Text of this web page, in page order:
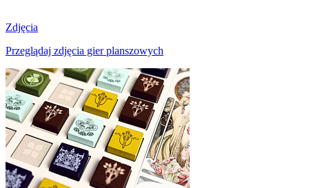
Zdjęcia
Przeglądaj zdjęcia gier planszowych